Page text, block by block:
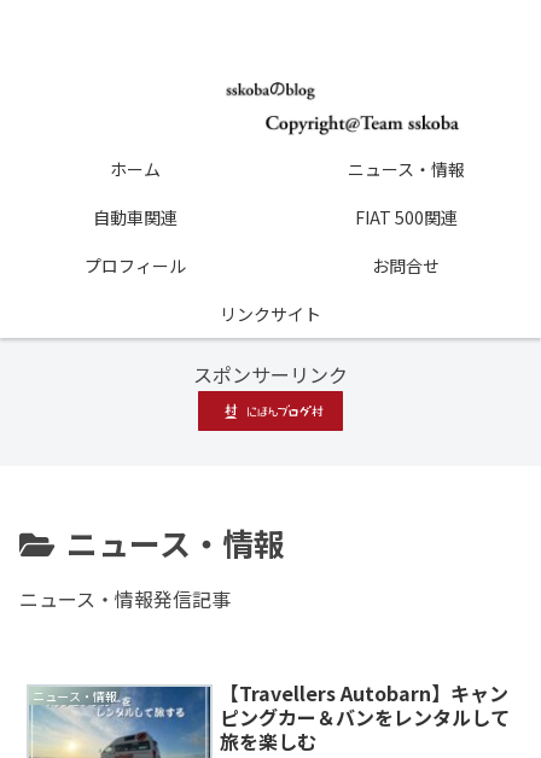
ホーム
ニュース・情報
自動車関連
FIAT 500関連
プロフィール
お問合せ
リンクサイト
スポンサーリンク
ニュース・情報
ニュース・情報発信記事
ニュース・情報
【Travellers Autobarn】キャン
ピングカー＆バンをレンタルして
旅を楽しむ